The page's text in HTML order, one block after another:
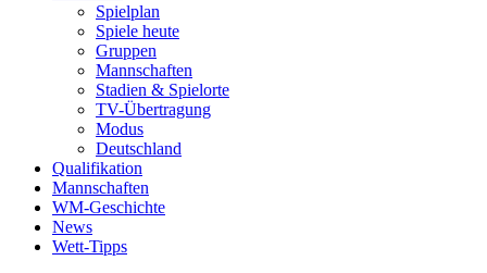
Spielplan
Spiele heute
Gruppen
Mannschaften
Stadien & Spielorte
TV-Übertragung
Modus
Deutschland
Qualifikation
Mannschaften
WM-Geschichte
News
Wett-Tipps